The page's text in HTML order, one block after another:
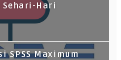
Sehari-Hari
SPSS Maximum